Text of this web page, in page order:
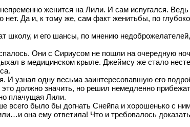
женится на Лили. И сам испугался.
Да и, к тому же, сам факт женитьбы, по
школу, и его шансы, по мнению
Они с Сириусом не пошли на очередную
в медицинском крыле. Джеймсу же стало
И узнал одну весьма заинтересовавшую его
должно значить, но решил немедленно
плачущая Лили.
было бы догнать Снейпа и хорошенько с ним
она ему ответила! Что и требовалось